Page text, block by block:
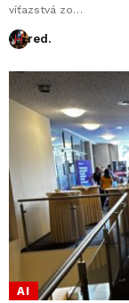
víťazstvá zo…
red.
AI